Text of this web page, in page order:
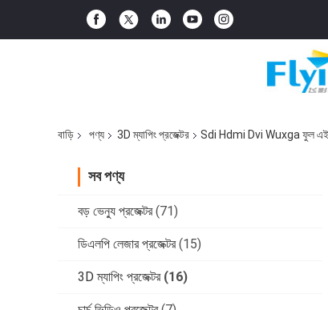
বাড়ি পণ্য 3D ম্যাপিং প্রজেক্টর Sdi Hdmi Dvi Wuxga ফুল
সব পণ্য
বড় ভেন্যু প্রজেক্টর (71)
ডিএলপি লেজার প্রজেক্টর (15)
3D ম্যাপিং প্রজেক্টর (16)